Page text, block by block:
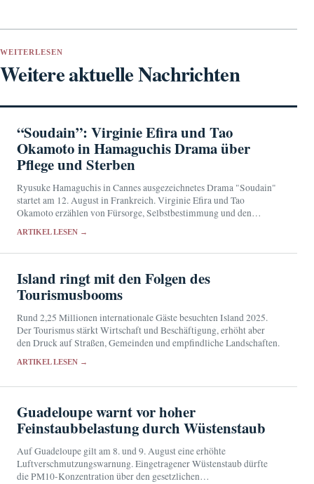
WEITERLESEN
Weitere aktuelle Nachrichten
“Soudain”: Virginie Efira und Tao
Okamoto in Hamaguchis Drama über
Pflege und Sterben
Ryusuke Hamaguchis in Cannes ausgezeichnetes Drama "Soudain"
startet am 12. August in Frankreich. Virginie Efira und Tao
Okamoto erzählen von Fürsorge, Selbstbestimmung und den
ARTIKEL LESEN →
Island ringt mit den Folgen des
Tourismusbooms
Rund 2,25 Millionen internationale Gäste besuchten Island 2025.
Der Tourismus stärkt Wirtschaft und Beschäftigung, erhöht aber
den Druck auf Straßen, Gemeinden und empfindliche Landschaften.
ARTIKEL LESEN →
Guadeloupe warnt vor hoher
Feinstaubbelastung durch Wüstenstaub
Auf Guadeloupe gilt am 8. und 9. August eine erhöhte
Luftverschmutzungswarnung. Eingetragener Wüstenstaub dürfte
die PM10-Konzentration über den gesetzlichen